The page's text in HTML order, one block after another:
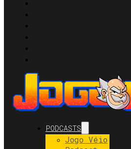
PODCASTS
Jogo Véio